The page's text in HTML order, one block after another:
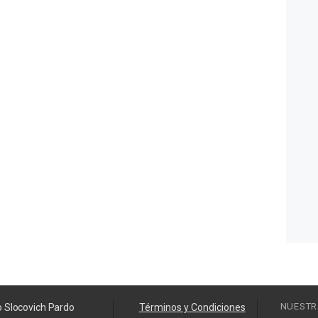
Slocovich Pardo Términos y Condiciones